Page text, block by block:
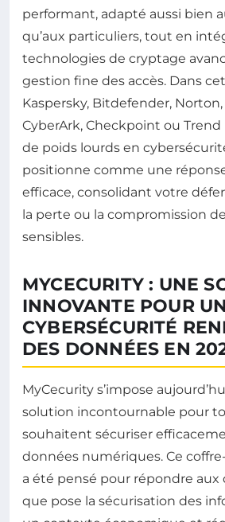
performant, adapté aussi bien
qu’aux particuliers, tout en
technologies de cryptage
gestion fine des accès. Dans
Kaspersky, Bitdefender, Norton,
CyberArk, Checkpoint ou
de poids lourds en
positionne comme une
efficace, consolidant votre
la perte ou la compromission
sensibles.
MYCECURITY : UNE
INNOVANTE POUR
CYBERSÉCURITÉ
DES DONNÉES EN
MyCecurity s’impose
solution incontournable pour
souhaitent sécuriser
données numériques. Ce
a été pensé pour répondre aux
que pose la sécurisation des